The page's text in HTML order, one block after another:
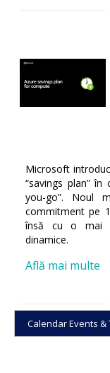
Microsoft
“savings plan”
you-go”. Noul
commitment pe
însă cu o mai
dinamice.
Află mai multe
Calendar Events &